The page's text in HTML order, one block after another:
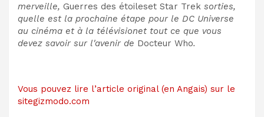
merveille, Guerres des étoileset Star Trek sorties,
quelle est la prochaine étape pour le DC Universe
au cinéma et à la télévisionet tout ce que vous
devez savoir sur l'avenir de Docteur Who.
Vous pouvez lire l’article original (en Angais) sur le
sitegizmodo.com